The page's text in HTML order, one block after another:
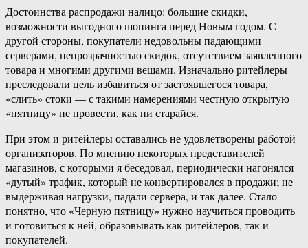
Достоинства распродажи налицо: большие скидки,
возможности выгодного шопинга перед Новым годом. С
другой стороны, покупатели недовольны падающими
серверами, непрозрачностью скидок, отсутствием заявленного
товара и многими другими вещами. Изначально ритейлеры
преследовали цель избавиться от застоявшегося товара,
«слить» стоки — с такими намерениями честную открытую
«пятницу» не провести, как ни старайся.
При этом и ритейлеры оставались не удовлетворены работой
организаторов. По мнению некоторых представителей
магазинов, с которыми я беседовал, периодически нагонялся
«дутый» трафик, который не конвертировался в продажи; не
выдерживая нагрузки, падали сервера, и так далее. Стало
понятно, что «Черную пятницу» нужно научиться проводить
и готовиться к ней, образовывать как ритейлеров, так и
покупателей.